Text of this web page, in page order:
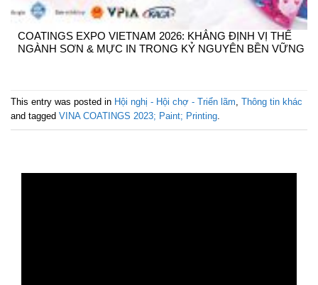
COATINGS EXPO VIETNAM 2026: KHẲNG ĐỊNH VỊ THẾ
NGÀNH SƠN & MỰC IN TRONG KỶ NGUYÊN BỀN VỮNG
This entry was posted in Hội nghị - Hội chợ - Triển lãm, Thông tin khác
and tagged VINA COATINGS 2023; Paint; Printing.